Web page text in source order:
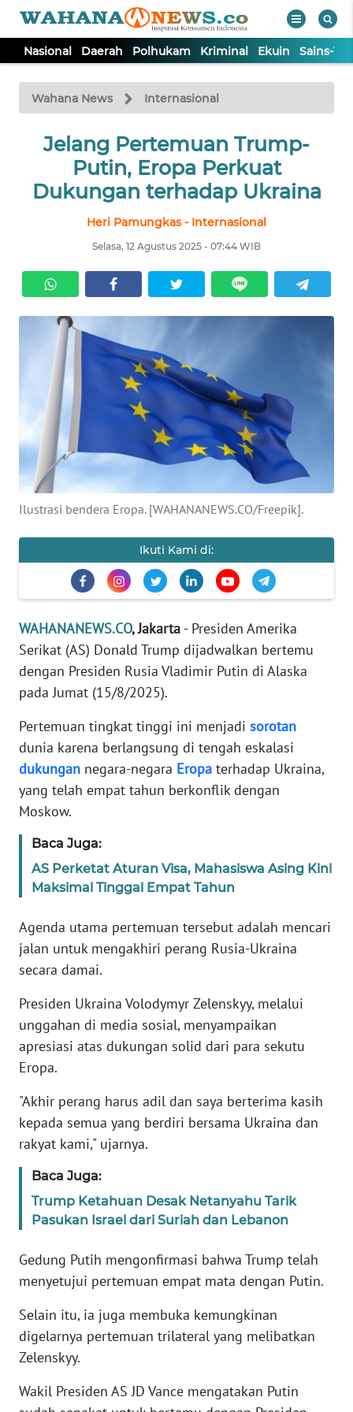
Nasional Daerah Polhukam Kriminal Ekuin Sains-
Wahana News Internasional
Jelang Pertemuan Trump-
Putin, Eropa Perkuat
Dukungan terhadap Ukraina
Heri Pamungkas - Internasional
Selasa, 12 Agustus 2025 - 07:44 WIB
Ilustrasi bendera Eropa. [WAHANANEWS.CO/Freepik].
Ikuti Kami di:
WAHANANEWS.CO, Jakarta - Presiden Amerika
Serikat (AS) Donald Trump dijadwalkan bertemu
dengan Presiden Rusia Vladimir Putin di Alaska
pada Jumat (15/8/2025).
Pertemuan tingkat tinggi ini menjadi sorotan
dunia karena berlangsung di tengah eskalasi
dukungan negara-negara Eropa terhadap Ukraina,
yang telah empat tahun berkonflik dengan
Moskow.
Baca Juga:
AS Perketat Aturan Visa, Mahasiswa Asing Kini
Maksimal Tinggal Empat Tahun
Agenda utama pertemuan tersebut adalah mencari
jalan untuk mengakhiri perang Rusia-Ukraina
secara damai.
Presiden Ukraina Volodymyr Zelenskyy, melalui
unggahan di media sosial, menyampaikan
apresiasi atas dukungan solid dari para sekutu
Eropa.
"Akhir perang harus adil dan saya berterima kasih
kepada semua yang berdiri bersama Ukraina dan
rakyat kami," ujarnya.
Baca Juga:
Trump Ketahuan Desak Netanyahu Tarik
Pasukan Israel dari Suriah dan Lebanon
Gedung Putih mengonfirmasi bahwa Trump telah
menyetujui pertemuan empat mata dengan Putin.
Selain itu, ia juga membuka kemungkinan
digelarnya pertemuan trilateral yang melibatkan
Zelenskyy.
Wakil Presiden AS JD Vance mengatakan Putin
TV
Tutup
NASIONAL
DAERAH
KRIMINAL
EKUIN
SAINS-TEKNO
KESEHATAN
INTERNASIONAL
SERBA-SERBI
PENDIDIKAN
OLAHRAGA
OPINI
EDITORIAL
INDEKS
BERITA
KONTAK
KAMI
INFO
IKLAN
TENTANG
KAMI
PEDOMAN
MEDIA
SIBER
REDAKSI
KARIR
DISCLAIMER
Wahana
Regional
SUMUT
WN
JAKARTA
WN
JABAR